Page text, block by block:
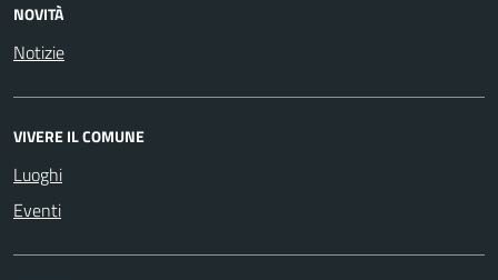
NOVITÀ
Notizie
VIVERE IL COMUNE
Luoghi
Eventi